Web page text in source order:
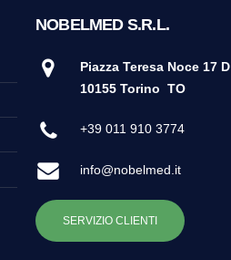
NOBELMED S.R.L.
Piazza Teresa Noce 17 D
10155 Torino TO
+39 011 910 3774
info@nobelmed.it
SERVIZIO CLIENTI